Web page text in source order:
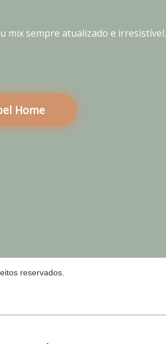
mix sempre atualizado e irresistível.
Home
reservados.